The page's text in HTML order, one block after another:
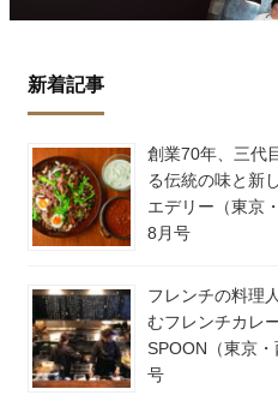
新着記事
創業70年、三代
る伝統の味と新
エデリー（東
8月号
フレンチの料理
むフレンチカレ
SPOON（東京
号